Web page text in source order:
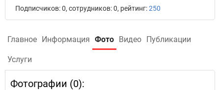
Подписчиков: 0, сотрудников: 0, рейтинг:250
Главное Информация Фото Видео Публикации
Услуги
Фотографии (0):